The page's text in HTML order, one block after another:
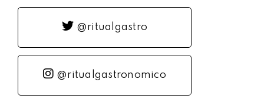
@ritualgastro
@ritualgastronomico